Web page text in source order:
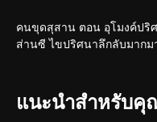
คนขุดสุสาน ตอน อุโมงค์ปริ
ส่านซี ไขปริศนาลึกลับมาก
แนะนำสำหรับคุ